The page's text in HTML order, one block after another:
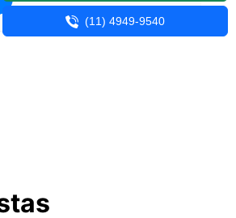
(11) 4949-9540